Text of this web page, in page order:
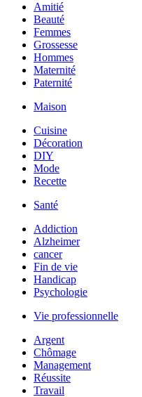
Amitié
Beauté
Femmes
Grossesse
Hommes
Maternité
Paternité
Maison
Cuisine
Décoration
DIY
Mode
Recette
Santé
Addiction
Alzheimer
cancer
Fin de vie
Handicap
Psychologie
Vie professionnelle
Argent
Chômage
Management
Réussite
Travail